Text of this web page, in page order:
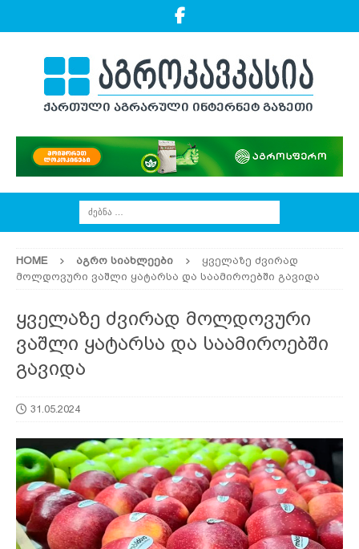
HOME ᲐᲒᲠᲝ ᲡᲘᲐᲮᲚᲔᲔᲑᲘ
ყველაზე ძვირად
მოლდოვური ვაშლი ყატარსა და საამიროებში გავიდა
ყველაზე ძვირად მოლდოვური
ვაშლი ყატარსა და საამიროებში
გავიდა
31.05.2024